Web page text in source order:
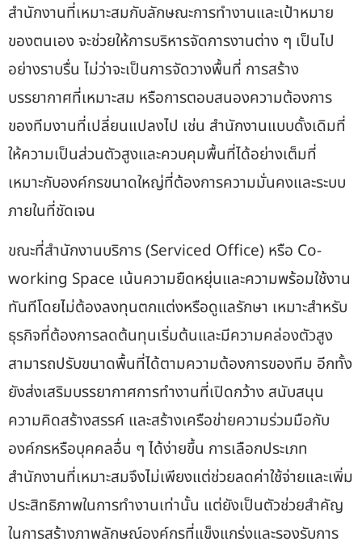
สำนักงานที่เหมาะสมกับลักษณะการทำงานและเป้าหมาย
ของตนเอง จะช่วยให้การบริหารจัดการงานต่าง ๆ เป็นไป
อย่างราบรื่น ไม่ว่าจะเป็นการจัดวางพื้นที่ การสร้าง
บรรยากาศที่เหมาะสม หรือการตอบสนองความต้องการ
ของทีมงานที่เปลี่ยนแปลงไป เช่น สำนักงานแบบดั้งเดิมที่
ให้ความเป็นส่วนตัวสูงและควบคุมพื้นที่ได้อย่างเต็มที่
เหมาะกับองค์กรขนาดใหญ่ที่ต้องการความมั่นคงและระบบ
ภายในที่ชัดเจน
ขณะที่สำนักงานบริการ (Serviced Office) หรือ Co-
working Space เน้นความยืดหยุ่นและความพร้อมใช้งาน
ทันทีโดยไม่ต้องลงทุนตกแต่งหรือดูแลรักษา เหมาะสำหรับ
ธุรกิจที่ต้องการลดต้นทุนเริ่มต้นและมีความคล่องตัวสูง
สามารถปรับขนาดพื้นที่ได้ตามความต้องการของทีม อีกทั้ง
ยังส่งเสริมบรรยากาศการทำงานที่เปิดกว้าง สนับสนุน
ความคิดสร้างสรรค์ และสร้างเครือข่ายความร่วมมือกับ
องค์กรหรือบุคคลอื่น ๆ ได้ง่ายขึ้น การเลือกประเภท
สำนักงานที่เหมาะสมจึงไม่เพียงแต่ช่วยลดค่าใช้จ่ายและเพิ่ม
ประสิทธิภาพในการทำงานเท่านั้น แต่ยังเป็นตัวช่วยสำคัญ
ในการสร้างภาพลักษณ์องค์กรที่แข็งแกร่งและรองรับการ